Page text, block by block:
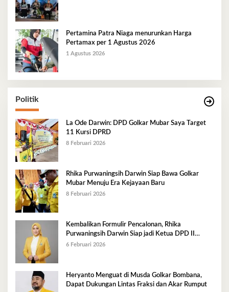
Pertamina Patra Niaga menurunkan Harga
Pertamax per 1 Agustus 2026
1 Agustus 2026
Politik
La Ode Darwin: DPD Golkar Mubar Saya Target
11 Kursi DPRD
8 Februari 2026
Rhika Purwaningsih Darwin Siap Bawa Golkar
Mubar Menuju Era Kejayaan Baru
8 Februari 2026
Kembalikan Formulir Pencalonan, Rhika
Purwaningsih Darwin Siap jadi Ketua DPD II
Golkar Mubar
6 Februari 2026
Heryanto Menguat di Musda Golkar Bombana,
Dapat Dukungan Lintas Fraksi dan Akar Rumput